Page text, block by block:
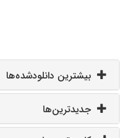
بیشترین دانلودشده‌ها
جدیدترین‌ها